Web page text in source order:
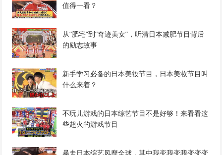
值得一看？
从“肥宅”到“奇迹美女”，听清日本减肥节目背后
的励志故事
新手学习必备的日本美妆节目，日本美妆节目叫
什么来着？
不玩儿游戏的日本综艺节目不是好够！来看看这
些超火的游戏节目
暴走日本综艺风靡全球，其中我变我变我变变变